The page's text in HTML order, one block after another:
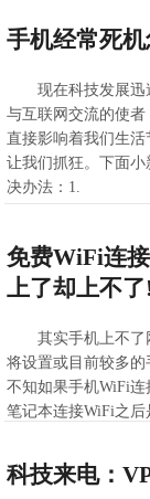
手机经常死
现在科技发展
与互联网交流的使
直接影响着我们生
让我们抓狂。下面
决办法：1.
免费WiFi连
上了却上不
其实手机上不
将设置或目前较多
不知如果手机WiFi
笔记本连接WiFi之后
科技来电：